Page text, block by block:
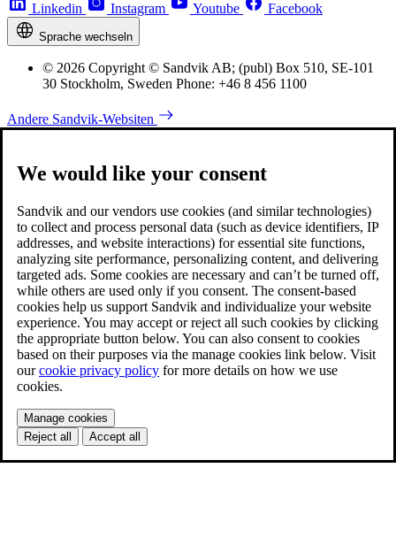
Linkedin
Instagram Youtube Facebook
Sprache wechseln
© 2026 Copyright © Sandvik AB; (publ) Box 510, SE-101
30 Stockholm, Sweden Phone: +46 8 456 1100
Andere Sandvik-Websiten
We would like your consent
Sandvik and our vendors use cookies (and similar technologies)
to collect and process personal data (such as device identifiers, IP
addresses, and website interactions) for essential site functions,
analyzing site performance, personalizing content, and delivering
targeted ads. Some cookies are necessary and can’t be turned off,
while others are used only if you consent. The consent-based
cookies help us support Sandvik and individualize your website
experience. You may accept or reject all such cookies by clicking
the appropriate button below. You can also consent to cookies
based on their purposes via the manage cookies link below. Visit
ourcookie privacy policy for more details on how we use
cookies.
Manage cookies
Reject all
Accept all